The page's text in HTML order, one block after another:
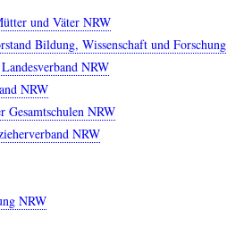
und Väter NRW
Bildung, Wissenschaft und Forschung
NRW
NRW
Gesamtschulen NRW
NRW
NRW